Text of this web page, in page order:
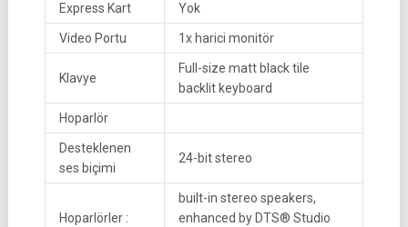
Express Kart Yok
Video Portu 1x harici monitör
Klavye
Full-size matt black tile
backlit keyboard
Hoparlör
Desteklenen
ses biçimi
24-bit stereo
Hoparlörler :
built-in stereo speakers,
enhanced by DTS® Studio